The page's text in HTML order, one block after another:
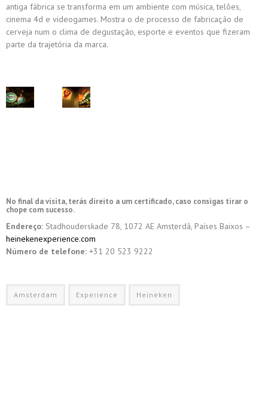
antiga fábrica se transforma em um ambiente com música, telões,
cinema 4d e videogames. Mostra o de processo de fabricação de
cerveja num o clima de degustação, esporte e eventos que fizeram
parte da trajetória da marca.
No final da visita, terás direito a um certificado, caso consigas tirar o
chope com sucesso.
Endereço: Stadhouderskade 78, 1072 AE Amsterdã, Países Baixos –
heinekenexperience.com
Número de telefone: +31 20 523 9222
Amsterdam Experience Heineken